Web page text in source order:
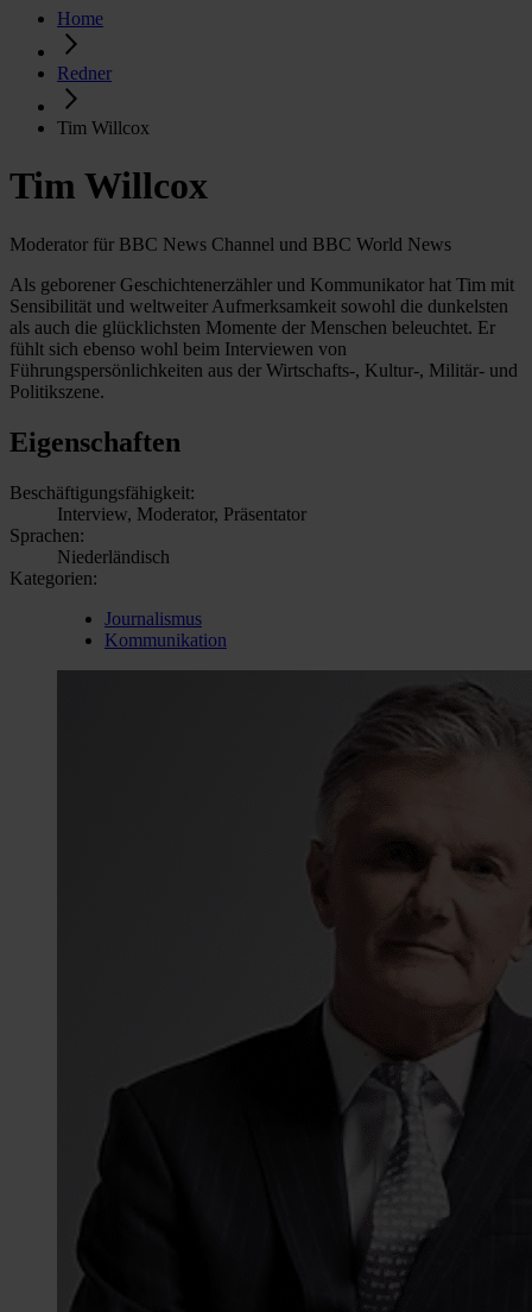
Home
Redner
Tim Willcox
Tim Willcox
Moderator für BBC News Channel und BBC World News
Als geborener Geschichtenerzähler und Kommunikator hat Tim mit
Sensibilität und weltweiter Aufmerksamkeit sowohl die dunkelsten
als auch die glücklichsten Momente der Menschen beleuchtet. Er
fühlt sich ebenso wohl beim Interviewen von
Führungspersönlichkeiten aus der Wirtschafts-, Kultur-, Militär- und
Politikszene.
Eigenschaften
Beschäftigungsfähigkeit:
Interview, Moderator, Präsentator
Sprachen:
Niederländisch
Kategorien:
Journalismus
Kommunikation